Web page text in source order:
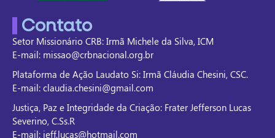
Contato
Setor Missionário CRB: Irmã Michele da Silva, ICM
E-mail: missao@crbnacional.org.br
Plataforma de Ação Laudato Si: Irmã Cláudia Chesini, CSC.
E-mail: claudia.chesini@gmail.com
Justiça, Paz e Integridade da Criação: Frater Jefferson Lucas
Severino, C.Ss.R
E-mail: jeff.lucas@hotmail.com